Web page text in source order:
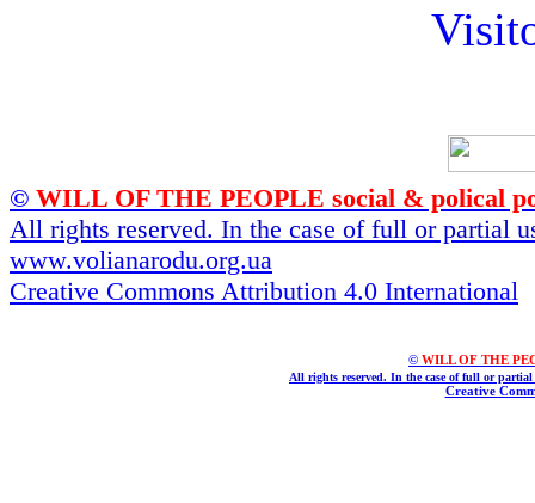
© WILL OF THE PEOPLE social & polical
All rights reserved. In the case of full or partial
www.volianarodu.org.ua
Creative Commons Attribution 4.0 International
© WILL OF THE
All rights reserved. In the case of full or
Creative